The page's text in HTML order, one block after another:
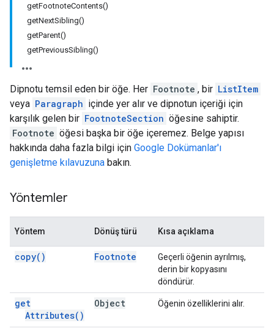
getFootnoteContents()
getNextSibling()
getParent()
getPreviousSibling()
Dipnotu temsil eden bir öğe. Her Footnote , bir ListItem
veya Paragraph içinde yer alır ve dipnotun içeriği için
karşılık gelen bir FootnoteSection öğesine sahiptir.
Footnote öğesi başka bir öğe içeremez. Belge yapısı
hakkında daha fazla bilgi için Google Dokümanlar'ı
genişletme kılavuzuna bakın.
Yöntemler
Yöntem Dönüş türü Kısa açıklama
copy( ) Footnote
Geçerli öğenin ayrılmış,
derin bir kopyasını
döndürür.
get
Attributes( )
Object Öğenin özelliklerini alır.